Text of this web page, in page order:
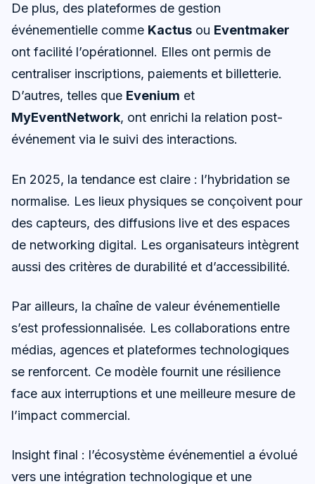
De plus, des plateformes de gestion
événementielle comme Kactus ou Eventmaker
ont facilité l’opérationnel. Elles ont permis de
centraliser inscriptions, paiements et billetterie.
D’autres, telles que Evenium et
MyEventNetwork, ont enrichi la relation post-
événement via le suivi des interactions.
En 2025, la tendance est claire : l’hybridation se
normalise. Les lieux physiques se conçoivent pour
des capteurs, des diffusions live et des espaces
de networking digital. Les organisateurs intègrent
aussi des critères de durabilité et d’accessibilité.
Par ailleurs, la chaîne de valeur événementielle
s’est professionnalisée. Les collaborations entre
médias, agences et plateformes technologiques
se renforcent. Ce modèle fournit une résilience
face aux interruptions et une meilleure mesure de
l’impact commercial.
Insight final : l’écosystème événementiel a évolué
vers une intégration technologique et une